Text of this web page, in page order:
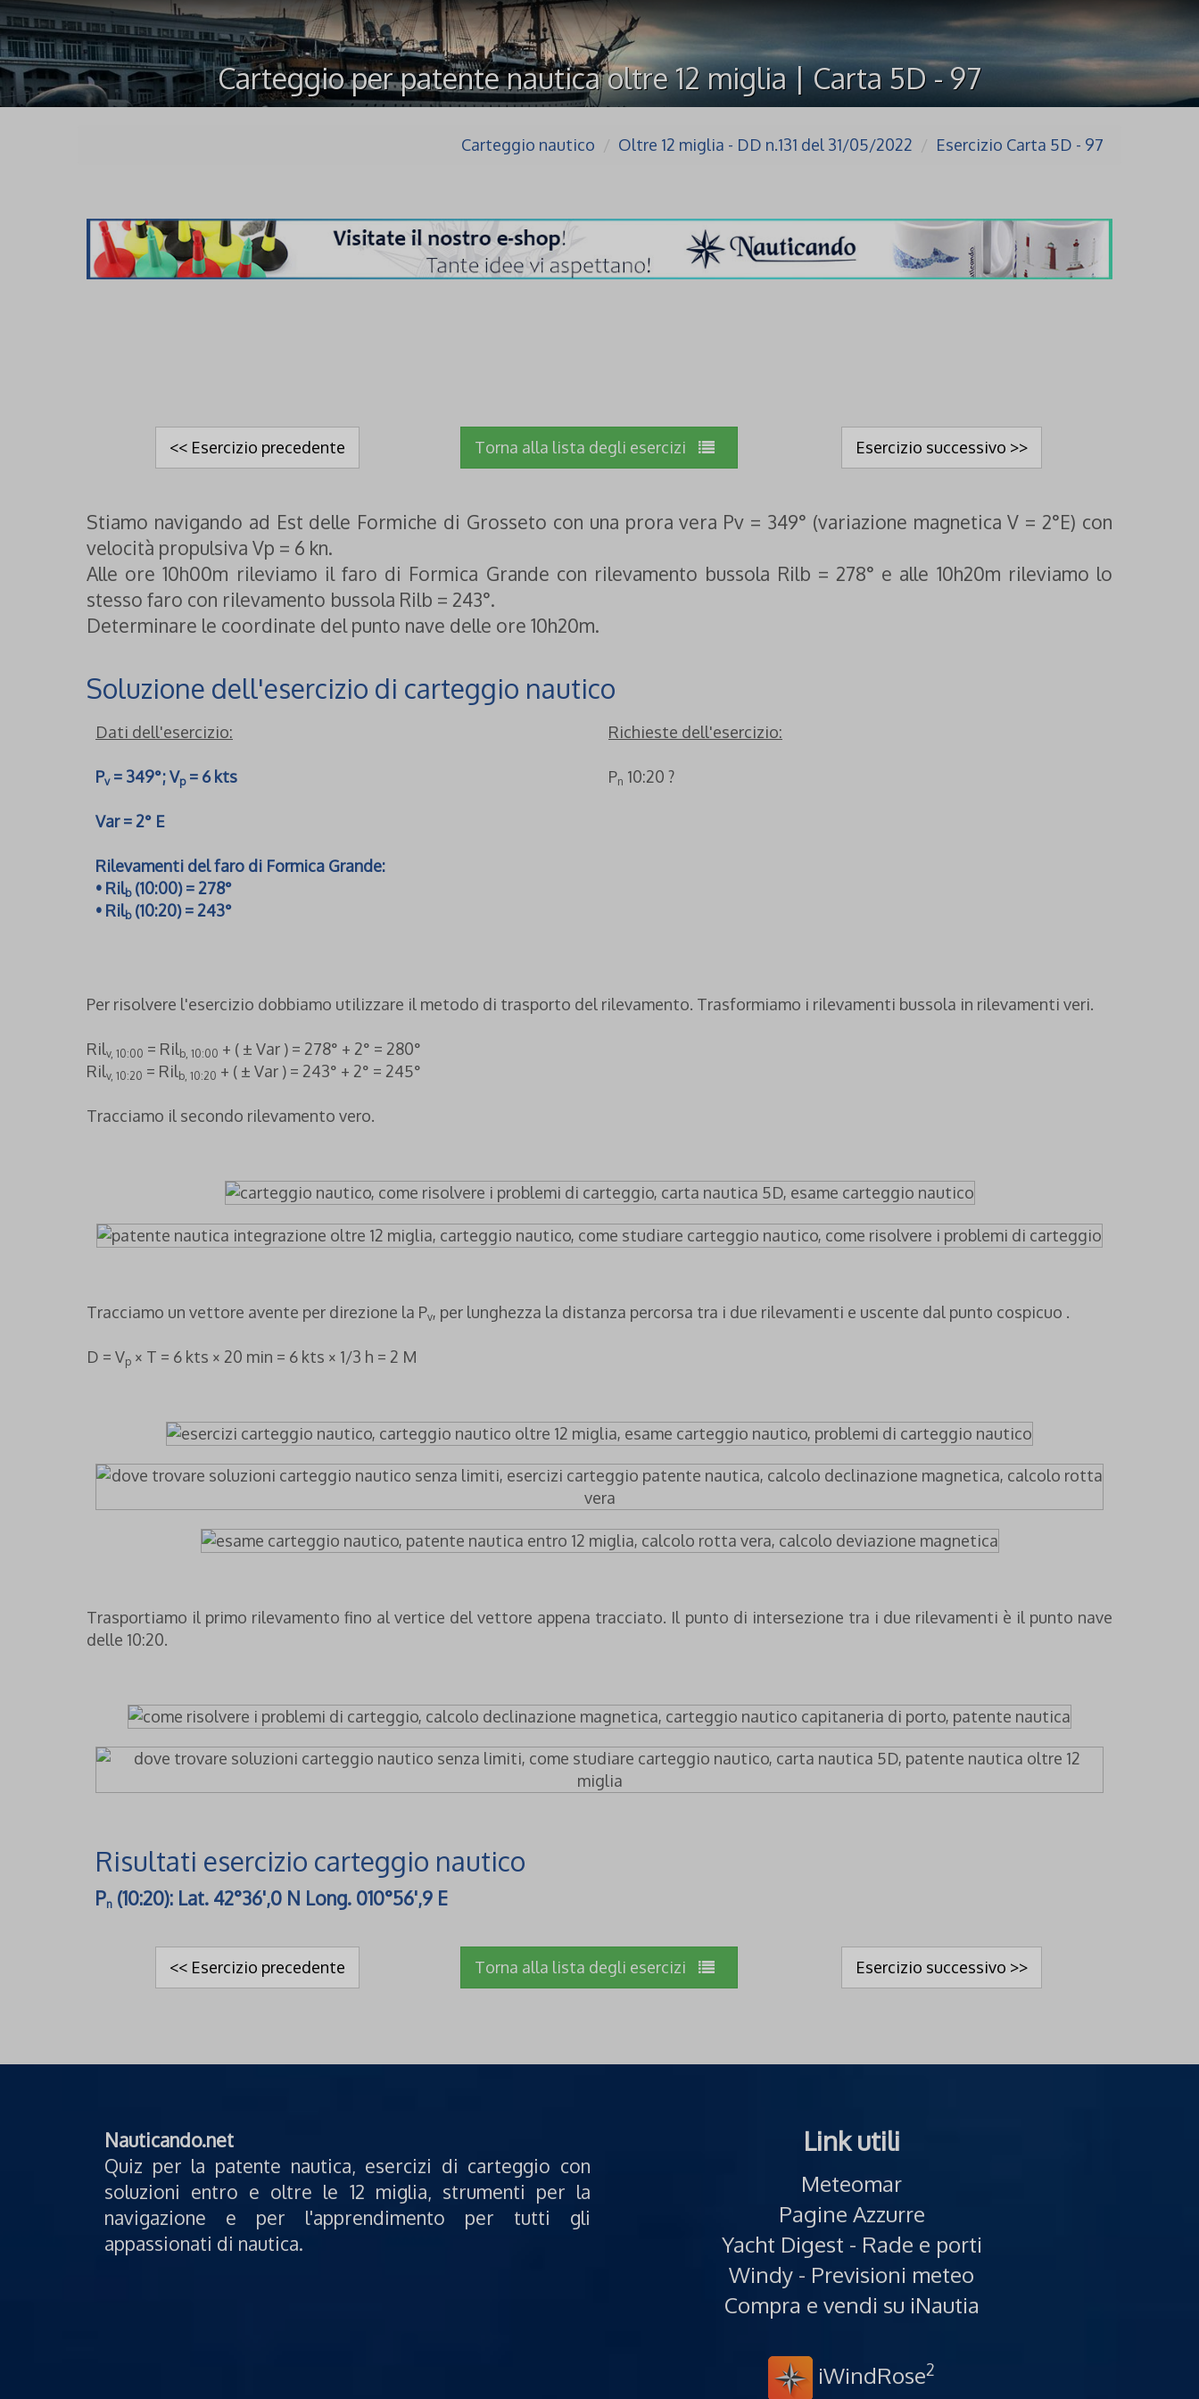
Carteggio per patente nautica oltre 12 miglia | Carta 5D - 97
Carteggio nautico Oltre 12 miglia - DD n.131 del 31/05/2022 Esercizio Carta 5D - 97
<< Esercizio precedente Torna alla lista degli esercizi Esercizio successivo >>
Stiamo navigando ad Est delle Formiche di Grosseto con una prora vera Pv = 349° (variazione magnetica V = 2°E) con
velocità propulsiva Vp = 6 kn.
Alle ore 10h00m rileviamo il faro di Formica Grande con rilevamento bussola Rilb = 278° e alle 10h20m rileviamo lo
stesso faro con rilevamento bussola Rilb = 243°.
Determinare le coordinate del punto nave delle ore 10h20m.
Soluzione dell'esercizio di carteggio nautico
Dati dell'esercizio:
Pv= 349°; Vp= 6 kts
Var = 2° E
Rilevamenti del faro di Formica Grande:
• Rilb(10:00) = 278°
• Rilb(10:20) = 243°
Richieste dell'esercizio:
Pn 10:20 ?
Per risolvere l'esercizio dobbiamo utilizzare il metodo di trasporto del rilevamento. Trasformiamo i rilevamenti bussola in rilevamenti veri.
Rilv, 10:00 = Rilb, 10:00 + ( ± Var ) = 278° + 2° = 280°
Rilv, 10:20 = Rilb, 10:20 + ( ± Var ) = 243° + 2° = 245°
Tracciamo il secondo rilevamento vero.
Tracciamo un vettore avente per direzione la Pv, per lunghezza la distanza percorsa tra i due rilevamenti e uscente dal punto cospicuo .
D = Vp × T = 6 kts × 20 min = 6 kts × 1/3 h = 2 M
Trasportiamo il primo rilevamento fino al vertice del vettore appena tracciato. Il punto di intersezione tra i due rilevamenti è il punto nave
delle 10:20.
Risultati esercizio carteggio nautico
Pn (10:20): Lat. 42°36',0 N Long. 010°56',9 E
<< Esercizio precedente Torna alla lista degli esercizi Esercizio successivo >>
Nauticando.net
Quiz per la patente nautica, esercizi di carteggio con
soluzioni entro e oltre le 12 miglia, strumenti per la
navigazione e per l'apprendimento per tutti gli
appassionati di nautica.
Link utili
Meteomar
Pagine Azzurre
Yacht Digest - Rade e porti
Windy - Previsioni meteo
Compra e vendi su iNautia
iWindRose2